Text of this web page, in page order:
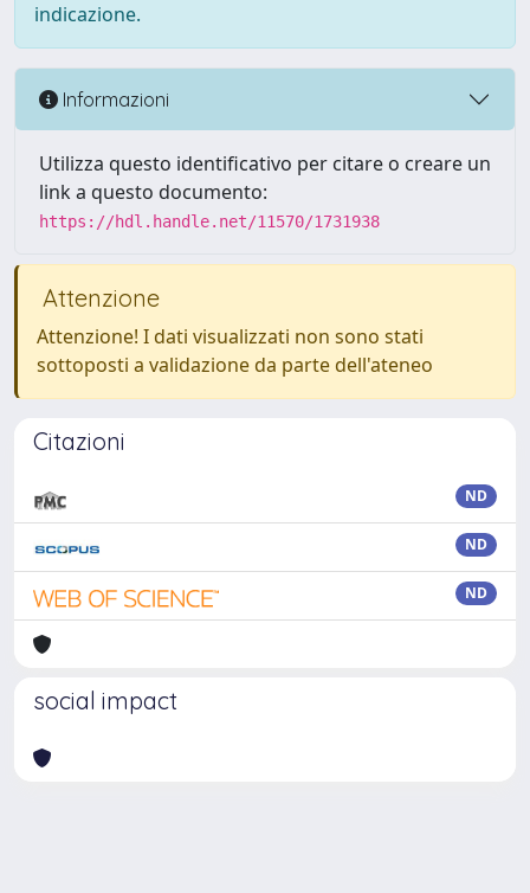
indicazione.
Informazioni
Utilizza questo identificativo per citare o creare un
link a questo documento:
https://hdl.handle.net/11570/1731938
Attenzione
Attenzione! I dati visualizzati non sono stati
sottoposti a validazione da parte dell'ateneo
Citazioni
ND
ND
ND
social impact